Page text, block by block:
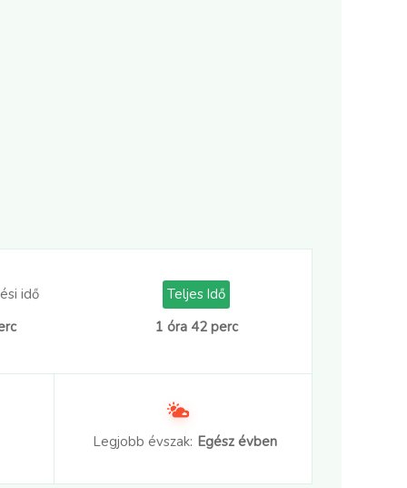
idő
Teljes Idő
1 óra 42 perc
Legjobb évszak: Egész évben